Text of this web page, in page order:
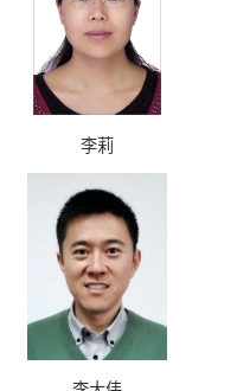
李莉